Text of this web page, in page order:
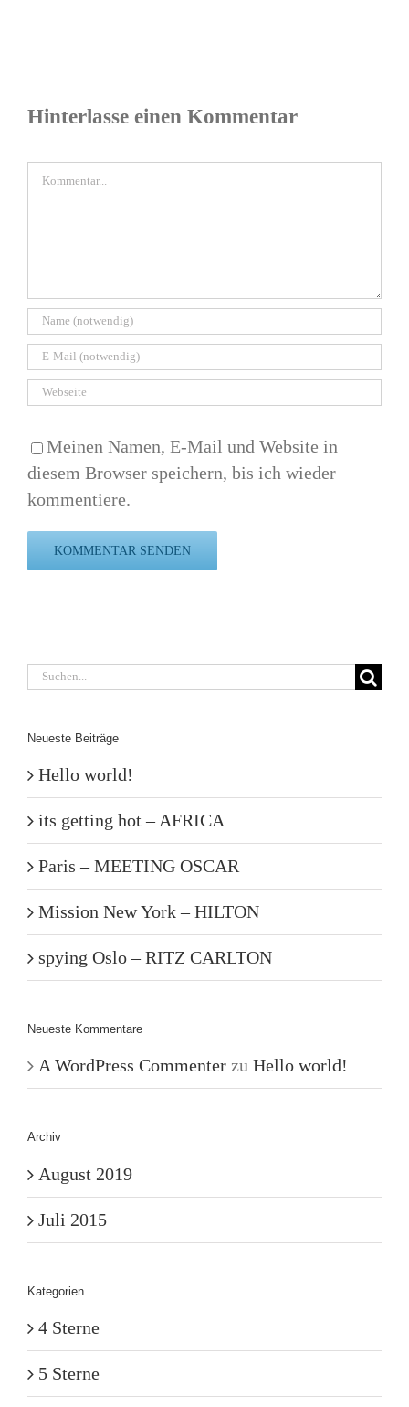
Hinterlasse einen Kommentar
Kommentar
Meinen Namen, E-Mail und Website in
diesem Browser speichern, bis ich wieder
kommentiere.
Suche
Neueste Beiträge
Hello world!
its getting hot – AFRICA
Paris – MEETING OSCAR
Mission New York – HILTON
spying Oslo – RITZ CARLTON
Neueste Kommentare
A WordPress Commenter zu Hello world!
Archiv
August 2019
Juli 2015
Kategorien
4 Sterne
5 Sterne